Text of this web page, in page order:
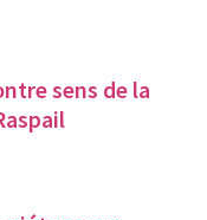
sens de la